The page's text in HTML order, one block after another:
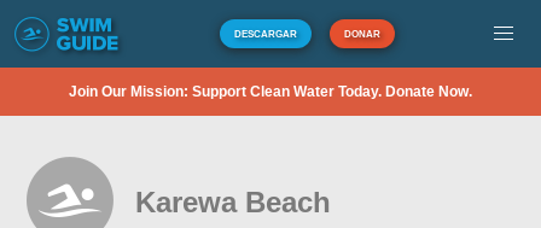
DESCARGAR DONAR
Join Our Mission: Support Clean Water Today. Donate Now.
Karewa Beach